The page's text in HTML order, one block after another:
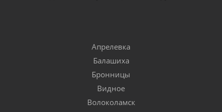
Апрелевка
Балашиха
Бронницы
Видное
Волоколамск